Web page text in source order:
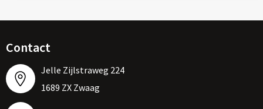
Contact
Jelle Zijlstraweg 224
1689 ZX Zwaag